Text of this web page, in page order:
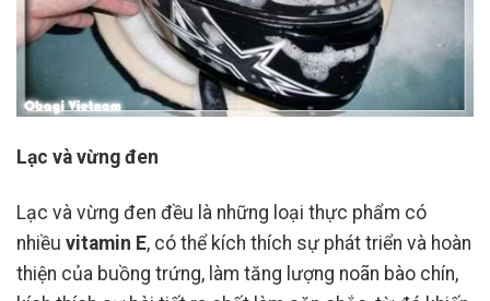
Lạc và vừng đen
Lạc và vừng đen đều là những loại thực phẩm có
nhiều vitamin E, có thể kích thích sự phát triển và hoàn
thiện của buồng trứng, làm tăng lượng noãn bào chín,